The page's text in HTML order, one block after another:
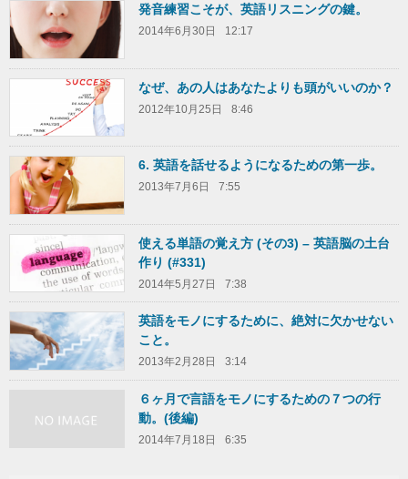
発音練習こそが、英語リスニングの鍵。
2014年6月30日 12:17
なぜ、あの人はあなたよりも頭がいいのか？
2012年10月25日 8:46
6. 英語を話せるようになるための第一歩。
2013年7月6日 7:55
使える単語の覚え方 (その3) – 英語脳の土台
作り (#331)
2014年5月27日 7:38
英語をモノにするために、絶対に欠かせない
こと。
2013年2月28日 3:14
６ヶ月で言語をモノにするための７つの行
動。(後編)
2014年7月18日 6:35